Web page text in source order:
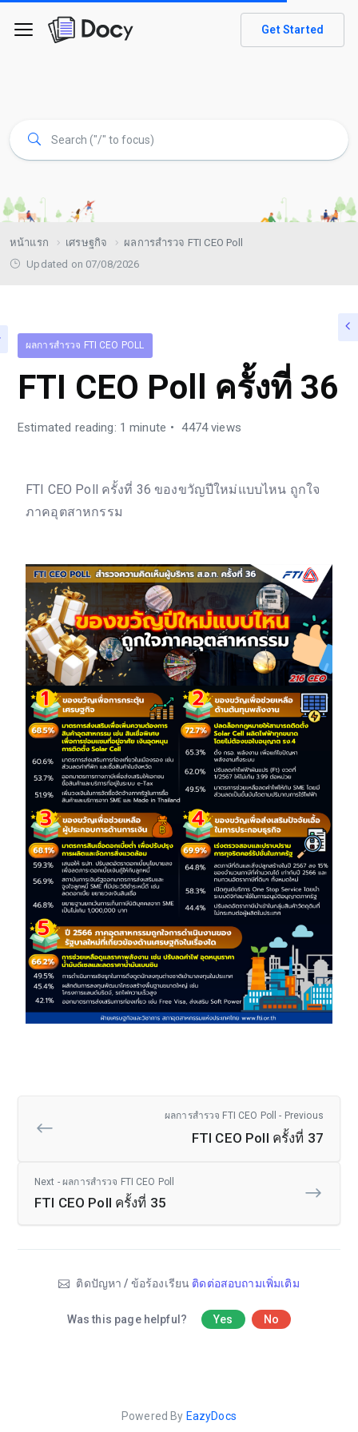
Get Started
หน้าแรก เศรษฐกิจ
ผลการสำรวจ FTI CEO Poll
Updated on 07/08/2026
ผลการสำรวจ FTI CEO POLL
FTI CEO Poll ครั้งที่ 36
Estimated reading: 1 minute 4474 views
FTI CEO Poll ครั้งที่ 36 ของขวัญปีใหม่แบบไหน ถูกใจ
ภาคอุตสาหกรรม
ผลการสำรวจ FTI CEO Poll - Previous
FTI CEO Poll ครั้งที่ 37
Next - ผลการสำรวจ FTI CEO Poll
FTI CEO Poll ครั้งที่ 35
ติดปัญหา / ข้อร้องเรียน ติดต่อสอบถามเพิ่มเติม
Was this page helpful? Yes No
Powered By EazyDocs